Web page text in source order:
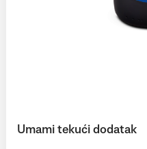
Umami tekući dodatak